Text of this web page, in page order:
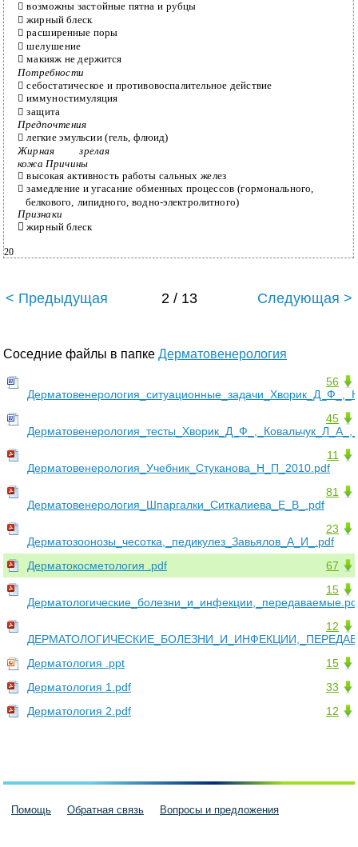
 возможны застойные пятна и рубцы
 жирный блеск
 расширенные поры
 шелушение
 макияж не держится
Потребности
 себостатическое и противовоспалительное действие
 иммуностимуляция
 защита
Предпочтения
 легкие эмульсии (гель, флюид)
Жирная зрелая
кожа Причины
 высокая активность работы сальных желез
 замедление и угасание обменных процессов (гормонального,
белкового, липидного, водно-электролитного)
Признаки
жирный блеск
20
< Предыдущая 2 / 13 Следующая >
Соседние файлы в папке Дерматовенерология
56
45
11
Дерматовенерология_Учебник_Стуканова_Н_П_2010.pdf
81
Дерматовенерология_Шпаргалки_Ситкалиева_Е_В_.pdf
23
Дерматозоонозы_чесотка,_педикулез_Завьялов_А_И_.pdf
67
Дерматокосметология .pdf
15
12
15
Дерматология .ppt
33
Дерматология 1.pdf
12
Дерматология 2.pdf
Помощь Обратная связь Вопросы и предложения